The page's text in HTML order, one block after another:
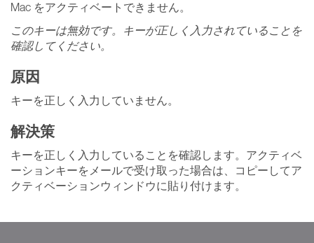
Mac をアクティベートできません。
このキーは無効です。キーが正しく入力されていることを
確認してください。
原因
キーを正しく入力していません。
解決策
キーを正しく入力していることを確認します。アクティベ
ーションキーをメールで受け取った場合は、コピーしてア
クティベーションウィンドウに貼り付けます。